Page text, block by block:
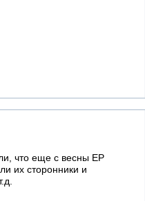
что еще с весны ЕР
их сторонники и